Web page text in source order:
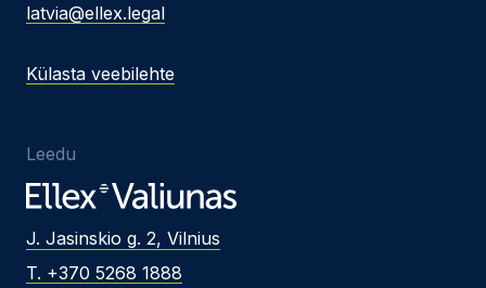
latvia@ellex.legal
Külasta veebilehte
Leedu
J. Jasinskio g. 2, Vilnius
T. +370 5268 1888